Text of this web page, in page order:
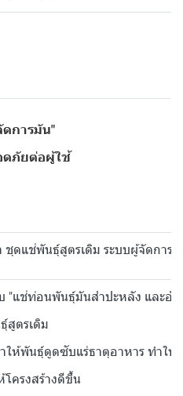
การมัน"
ดภัยต่อผู้ใช้
ชุดแช่พันธุ์สูตรเดิม ระบบผู้จัดการ
"แช่ท่อนพันธุ์มันสำปะหลัง และอ้อ
สูตรเดิม
ให้พันธุ์ดูดซับแร่ธาตุอาหาร ทำใ
ครงสร้างดีขึ้น